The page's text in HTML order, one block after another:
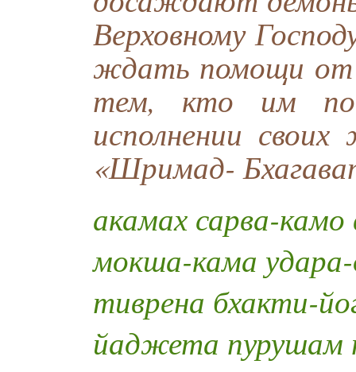
Верховному
ждать помощи от
тем, кто им
исполнении
«Шримад-
акамах сарва-камо
мокша-кама удара-
тиврена бхакти-
йаджета пурушам